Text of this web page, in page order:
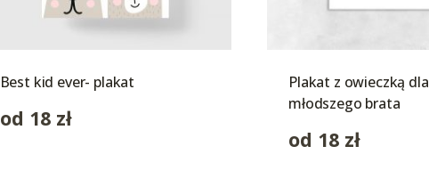
Best kid ever- plakat
od 18 zł
Plakat z owieczką dla
młodszego brata
od 18 zł